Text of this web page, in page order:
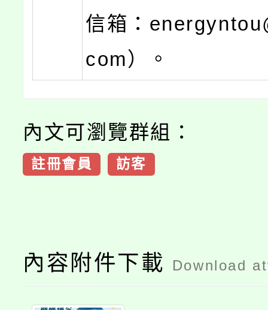
信箱：
com）。
內文可瀏覽群組：
註冊會員 訪客
內容附件下載 Download